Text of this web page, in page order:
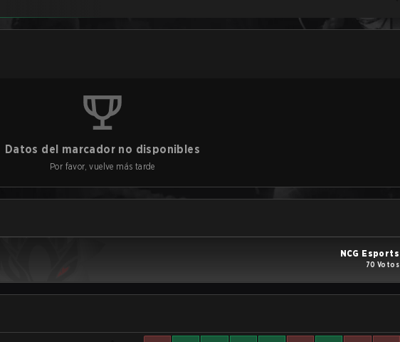
Datos del marcador no disponibles
Por favor, vuelve más tarde
NCG Esports
70 Votos